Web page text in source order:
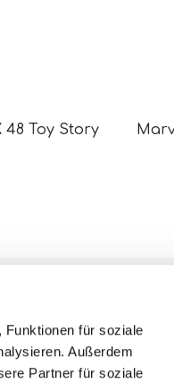
Funktionen für soziale
Außerdem
Partner für soziale
48 Toy Story
Cookie-